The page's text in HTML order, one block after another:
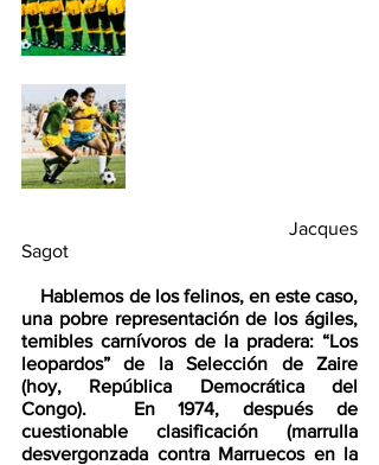
Sagot
una pobre representación de los ágiles,
temibles carnívoros de la pradera: “Los
leopardos” de la Selección de Zaire
(hoy, República Democrática del
Congo).  En 1974, después de
cuestionable clasificación (marrulla
desvergonzada contra Marruecos en la